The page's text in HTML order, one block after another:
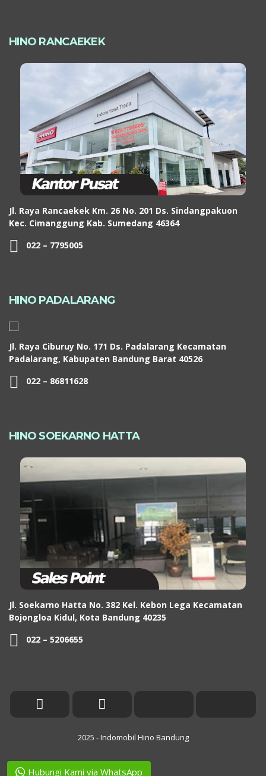
HINO RANCAEKEK
Jl. Raya Rancaekek Km. 26 No. 201 Ds. Sindangpakuon
Kec. Cimanggung Kab. Sumedang 46364
022 – 7795005
HINO PADALARANG
Jl. Raya Ciburuy No. 171 Ds. Padalarang Kecamatan
Padalarang, Kabupaten Bandung Barat 40526
022 – 86811628
HINO SOEKARNO HATTA
Jl. Soekarno Hatta No. 382 Kel. Kebon Lega Kecamatan
Bojongloa Kidul, Kota Bandung 40235
022 – 5206655
2025 - Indomobil Hino Bandung
Hubungi Kami via WhatsApp